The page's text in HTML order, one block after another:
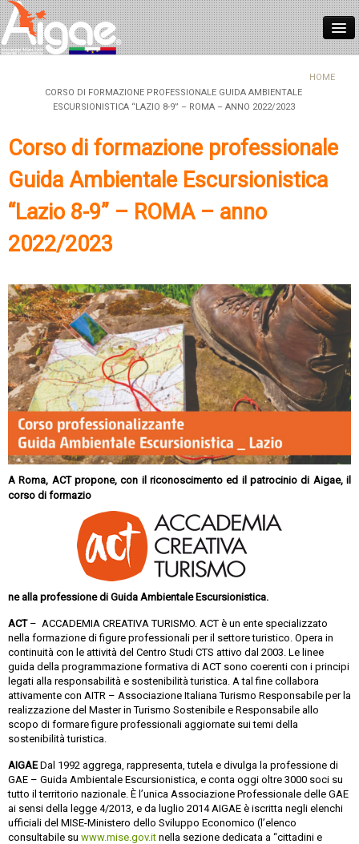
CHI SIAMO
ASSOCIARSI
NORMATIVE
NEWS
LOGIN
HOME
CORSO DI FORMAZIONE PROFESSIONALE GUIDA AMBIENTALE
ESCURSIONISTICA “LAZIO 8-9” – ROMA – ANNO 2022/2023
Corso di formazione professionale
Guida Ambientale Escursionistica
“Lazio 8-9” – ROMA – anno
2022/2023
A Roma, ACT propone, con il riconoscimento ed il patrocinio di Aigae, il
corso di formazio
ne alla professione di Guida Ambientale Escursionistica.
ACT– ACCADEMIA CREATIVA TURISMO. ACT è un ente specializzato
nella formazione di figure professionali per il settore turistico. Opera in
continuità con le attività del Centro Studi CTS attivo dal 2003. Le linee
guida della programmazione formativa di ACT sono coerenti con i principi
legati alla responsabilità e sostenibilità turistica. A tal fine collabora
attivamente con AITR – Associazione Italiana Turismo Responsabile per la
realizzazione del Master in Turismo Sostenibile e Responsabile allo
scopo di formare figure professionali aggiornate sui temi della
sostenibilità turistica.
AIGAEDal 1992 aggrega, rappresenta, tutela e divulga la professione di
GAE – Guida Ambientale Escursionistica, e conta oggi oltre 3000 soci su
tutto il territorio nazionale. È l’unica Associazione Professionale delle GAE
ai sensi della legge 4/2013, e da luglio 2014 AIGAE è iscritta negli elenchi
ufficiali del MISE-Ministero dello Sviluppo Economico (l’elenco
consultabile su www.mise.gov.it nella sezione dedicata a “cittadini e